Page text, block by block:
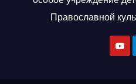
Православной